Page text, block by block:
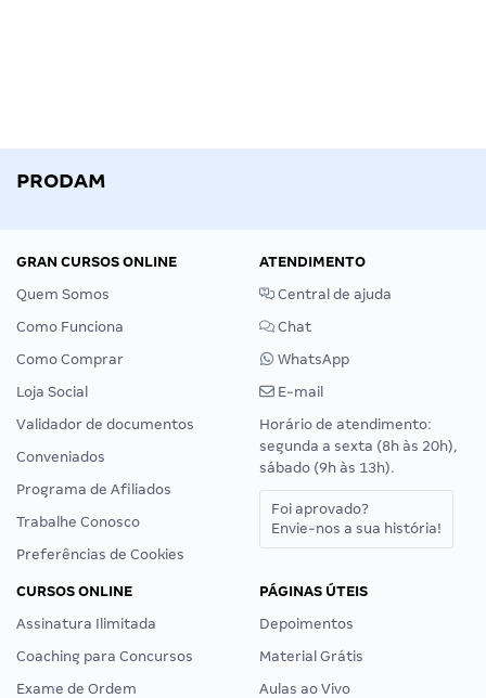
PRODAM
GRAN CURSOS ONLINE
Quem Somos
Como Funciona
Como Comprar
Loja Social
Validador de documentos
Conveniados
Programa de Afiliados
Trabalhe Conosco
Preferências de Cookies
ATENDIMENTO
Central de ajuda
Chat
WhatsApp
E-mail
Horário de atendimento:
segunda a sexta (8h às 20h),
sábado (9h às 13h).
Foi aprovado?
Envie-nos a sua história!
CURSOS ONLINE
Assinatura Ilimitada
Coaching para Concursos
Exame de Ordem
PÁGINAS ÚTEIS
Depoimentos
Material Grátis
Aulas ao Vivo